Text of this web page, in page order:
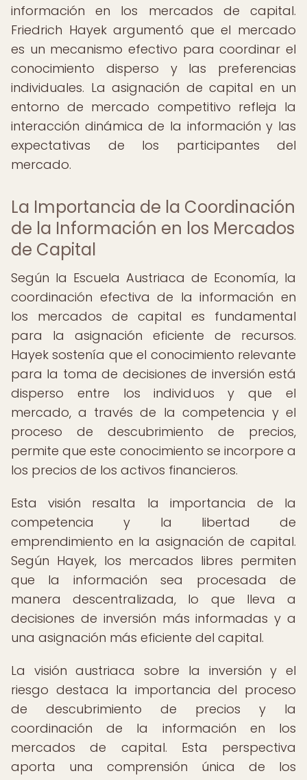
información en los mercados de capital.
Friedrich Hayek argumentó que el mercado
es un mecanismo efectivo para coordinar el
conocimiento disperso y las preferencias
individuales. La asignación de capital en un
entorno de mercado competitivo refleja la
interacción dinámica de la información y las
expectativas de los participantes del
mercado.
La Importancia de la Coordinación
de la Información en los Mercados
de Capital
Según la Escuela Austriaca de Economía, la
coordinación efectiva de la información en
los mercados de capital es fundamental
para la asignación eficiente de recursos.
Hayek sostenía que el conocimiento relevante
para la toma de decisiones de inversión está
disperso entre los individuos y que el
mercado, a través de la competencia y el
proceso de descubrimiento de precios,
permite que este conocimiento se incorpore a
los precios de los activos financieros.
Esta visión resalta la importancia de la
competencia y la libertad de
emprendimiento en la asignación de capital.
Según Hayek, los mercados libres permiten
que la información sea procesada de
manera descentralizada, lo que lleva a
decisiones de inversión más informadas y a
una asignación más eficiente del capital.
La visión austriaca sobre la inversión y el
riesgo destaca la importancia del proceso
de descubrimiento de precios y la
coordinación de la información en los
mercados de capital. Esta perspectiva
aporta una comprensión única de los